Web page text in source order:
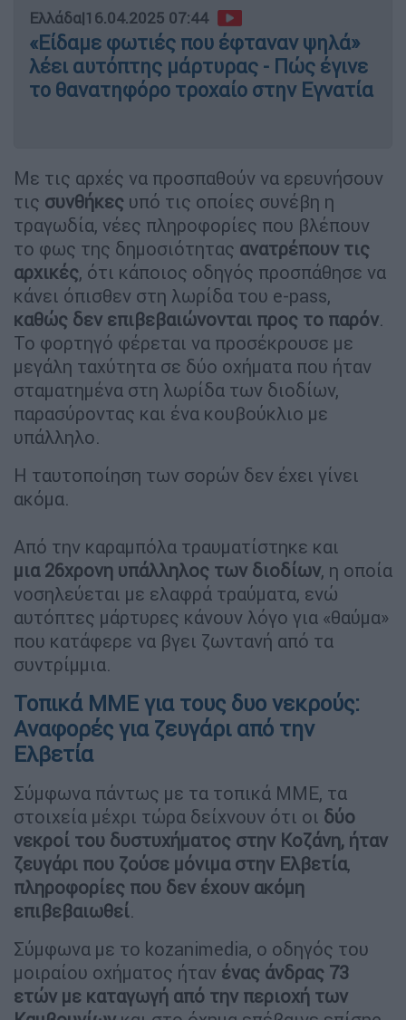
Ελλάδα|16.04.2025 07:44
«Είδαμε φωτιές που έφταναν ψηλά»
λέει αυτόπτης μάρτυρας - Πώς έγινε
το θανατηφόρο τροχαίο στην Εγνατία
Με τις αρχές να προσπαθούν να ερευνήσουν
τις συνθήκες υπό τις οποίες συνέβη η
τραγωδία, νέες πληροφορίες που βλέπουν
το φως της δημοσιότητας ανατρέπουν τις
αρχικές, ότι κάποιος οδηγός προσπάθησε να
κάνει όπισθεν στη λωρίδα του e-pass,
καθώς δεν επιβεβαιώνονται προς το παρόν.
Το φορτηγό φέρεται να προσέκρουσε με
μεγάλη ταχύτητα σε δύο οχήματα που ήταν
σταματημένα στη λωρίδα των διοδίων,
παρασύροντας και ένα κουβούκλιο με
υπάλληλο.
Η ταυτοποίηση των σορών δεν έχει γίνει
ακόμα.
Από την καραμπόλα τραυματίστηκε και
μια 26χρονη υπάλληλος των διοδίων, η οποία
νοσηλεύεται με ελαφρά τραύματα, ενώ
αυτόπτες μάρτυρες κάνουν λόγο για «θαύμα»
που κατάφερε να βγει ζωντανή από τα
συντρίμμια.
Τοπικά ΜΜΕ για τους δυο νεκρούς:
Αναφορές για ζευγάρι από την
Ελβετία
Σύμφωνα πάντως με τα τοπικά ΜΜΕ, τα
στοιχεία μέχρι τώρα δείχνουν ότι οι δύο
νεκροί του δυστυχήματος στην Κοζάνη, ήταν
ζευγάρι που ζούσε μόνιμα στην Ελβετία,
πληροφορίες που δεν έχουν ακόμη
επιβεβαιωθεί.
Σύμφωνα με το kozanimedia, ο οδηγός του
μοιραίου οχήματος ήταν ένας άνδρας 73
ετών με καταγωγή από την περιοχή των